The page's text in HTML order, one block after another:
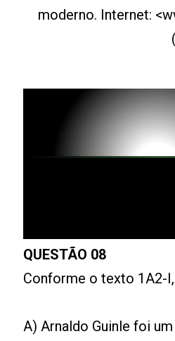
moderno. Internet:
QUESTÃO 08
Conforme o texto 1A2-I,
A) Arnaldo Guinle foi